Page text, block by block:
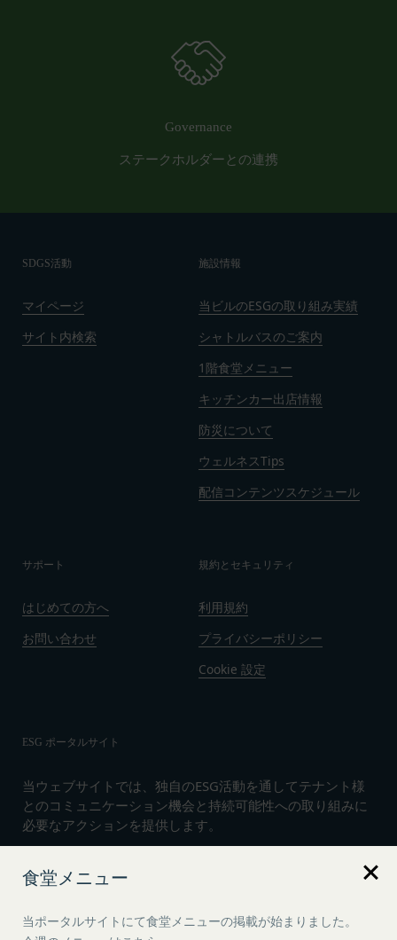
Governance
ステークホルダーとの連携
SDGS活動
マイページ
サイト内検索
施設情報
当ビルのESGの取り組み実績
シャトルバスのご案内
1階食堂メニュー
キッチンカー出店情報
防災について
ウェルネスTips
配信コンテンツスケジュール
サポート
はじめての方へ
お問い合わせ
規約とセキュリティ
利用規約
プライバシーポリシー
Cookie 設定
ESG ポータルサイト
当ウェブサイトでは、独自のESG活動を通してテナント様
とのコミュニケーション機会と持続可能性への取り組みに
必要なアクションを提供します。
言語
食堂メニュー
当ポータルサイトにて食堂メニューの掲載が始まりました。
解決するものとします。
第18条（分離可能性）
よび一部が無効または執行不能と判断された規定の
約に関し訴訟の必要が生じた場合には、東京地方裁
す。
発効日：2021年9月1日
閉じる